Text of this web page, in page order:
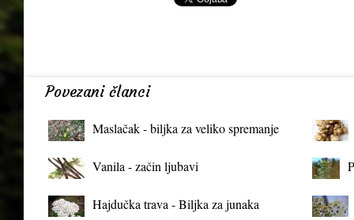
Povezani članci
Maslačak - biljka za veliko spremanje
Vanila - začin ljubavi
Hajdučka trava - Biljka za junaka